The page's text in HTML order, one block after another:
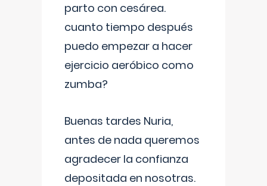
parto con cesárea.
cuanto tiempo después
puedo empezar a hacer
ejercicio aeróbico como
zumba?
Buenas tardes Nuria,
antes de nada queremos
agradecer la confianza
depositada en nosotras.